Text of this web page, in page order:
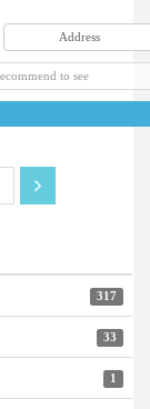
Address
to see
317
33
1